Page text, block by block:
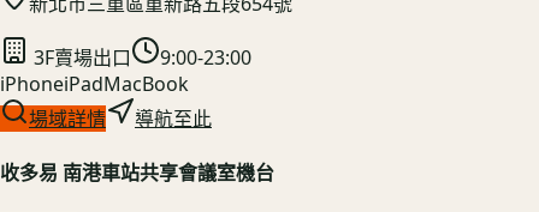
3F賣場出口
9:00-23:00
iPhoneiPadMacBook
場域詳情
導航至此
收多易 南港車站共享會議室機台